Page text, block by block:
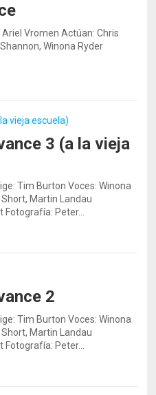
Vromen Actúan: Chris
Winona Ryder
3 (a la vieja
Tim Burton Voces: Winona
Short, Martin Landau
Peter…
2
Tim Burton Voces: Winona
Short, Martin Landau
Peter…